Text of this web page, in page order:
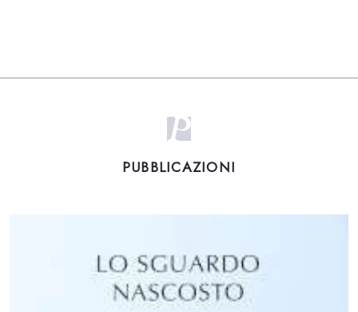
PUBBLICAZIONI